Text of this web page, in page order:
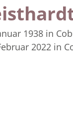
1938 in
2022 in